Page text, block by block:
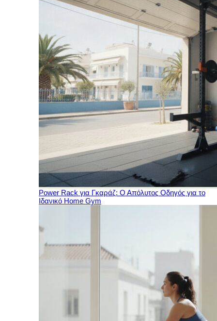
Power Rack για Γκαράζ: Ο Απόλυτος Οδηγός για το
Ιδανικό Home Gym